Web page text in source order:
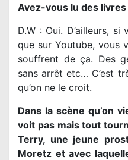
Avez-vous lu des
D.W : Oui. D’ailleurs,
que sur Youtube, vous
souffrent de ça. Des
sans arrêt etc… C’est
qu’on ne le croit.
Dans la scène qu’on
voit pas mais tout
Terry, une jeune
Moretz et avec